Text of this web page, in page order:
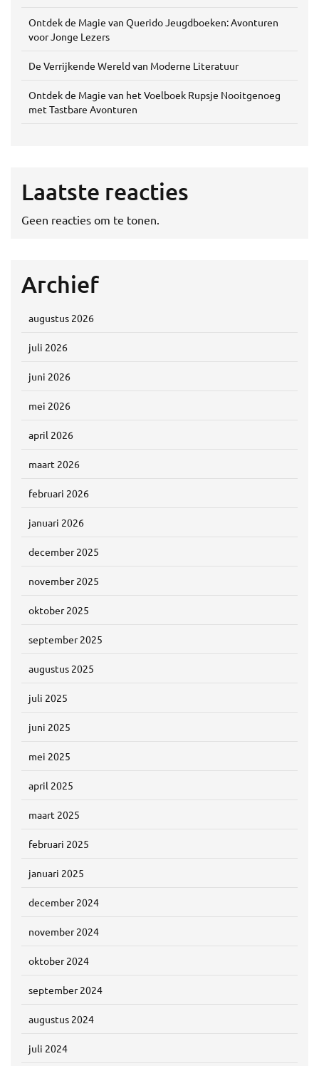
Ontdek de Magie van Querido Jeugdboeken: Avonturen
voor Jonge Lezers
De Verrijkende Wereld van Moderne Literatuur
Ontdek de Magie van het Voelboek Rupsje Nooitgenoeg
met Tastbare Avonturen
Laatste reacties
Geen reacties om te tonen.
Archief
augustus 2026
juli 2026
juni 2026
mei 2026
april 2026
maart 2026
februari 2026
januari 2026
december 2025
november 2025
oktober 2025
september 2025
augustus 2025
juli 2025
juni 2025
mei 2025
april 2025
maart 2025
februari 2025
januari 2025
december 2024
november 2024
oktober 2024
september 2024
augustus 2024
juli 2024